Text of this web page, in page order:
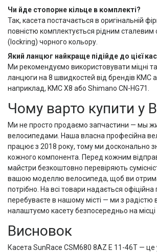
Чи йде стопорне кільце в комплекті?
Так, касета постачається в оригінальній
повністю комплектується рідним сталевим
(lockring) чорного кольору.
Який ланцюг найкраще підійде до цієї
Ми рекомендуємо використовувати міцні та
ланцюги на 8 швидкостей від брендів KMC
наприклад, KMC X8 або Shimano CN-HG71.
Чому варто купити у
Ми не просто продаємо запчастини — мы
велосипедами. Наша власна професійна
працює з 2018 року, тому ми досконально
кожного компонента. Перед кожним
майстри безкоштовно перевіряють
вашою моделлю велосипеда, щоб ви
потрібно. На всі товари надається офіційна
перебуваєте в нашому місті — ми з радістю
налаштуємо касету безпосередньо на місці
Висновок
Касета SunRace CSM680 8AZ E 11-46Т —